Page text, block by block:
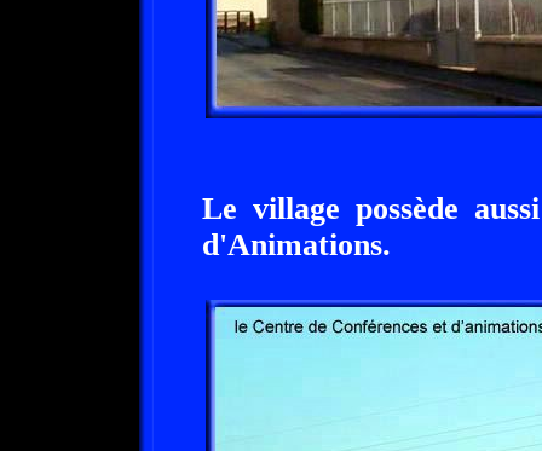
Le village possède
d'Animations.